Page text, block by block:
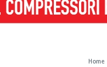
Home